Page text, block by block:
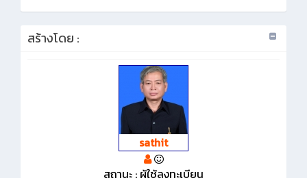
สร้างโดย :
sathit
สถานะ : ผู้ใช้ลงทะเบียน